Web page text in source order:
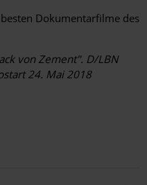
Dokumentarfilme des
von Zement". D/LBN
24. Mai 2018